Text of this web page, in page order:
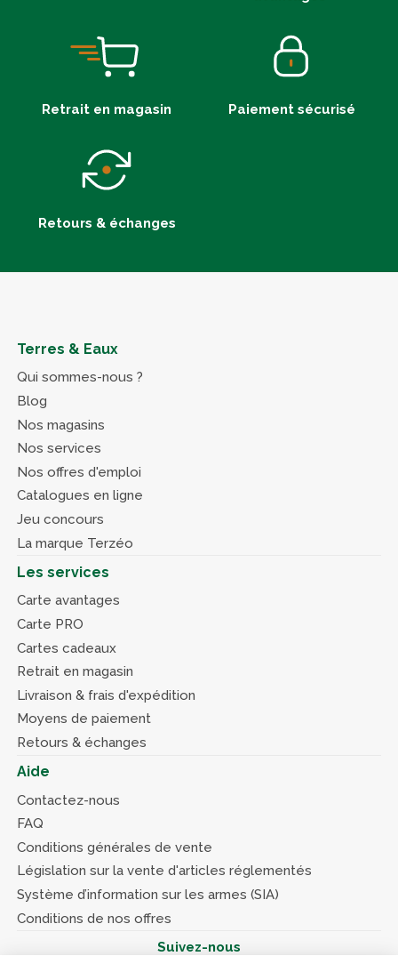
Retrait en magasin Paiement sécurisé
Retours & échanges
Terres & Eaux
Qui sommes-nous ?
Blog
Nos magasins
Nos services
Nos offres d'emploi
Catalogues en ligne
Jeu concours
La marque Terzéo
Les services
Carte avantages
Carte PRO
Cartes cadeaux
Retrait en magasin
Livraison & frais d'expédition
Moyens de paiement
Retours & échanges
Aide
Contactez-nous
FAQ
Conditions générales de vente
Législation sur la vente d'articles réglementés
Système d’information sur les armes (SIA)
Conditions de nos offres
Suivez-nous